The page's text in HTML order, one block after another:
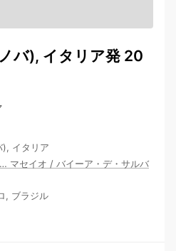
バ), イタリア発 20
), イタリア
… マセイオ / バイーア・デ・サルバ
, ブラジル